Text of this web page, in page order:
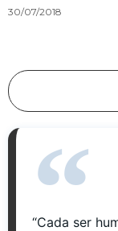
30/07/2018
“Cada ser